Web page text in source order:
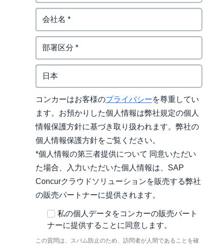
コンカーはお客様のプライバシーを尊重してい
ます。お預かりした個人情報は弊社規定の個人
情報保護方針に基づき取り扱われます。弊社の
個人情報保護方針をご覧ください。
*個人情報の第三者提供について 同意いただい
た場合、入力いただいた個人情報は、SAP
Concurクラウドソリューションを販売する弊社
の販売パートナーに提供されます。
私の個人データをコンカーの販売パート
ナーに提供することに同意します。
この質問は、スパム防止のため、訪問者が人間であることを確